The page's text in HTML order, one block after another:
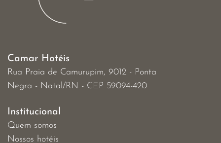
Camar Hotéis
Rua Praia de Camurupim, 9012 - Ponta
Negra - Natal/RN - CEP 59094-420
Institucional
Quem somos
Nossos hotéis